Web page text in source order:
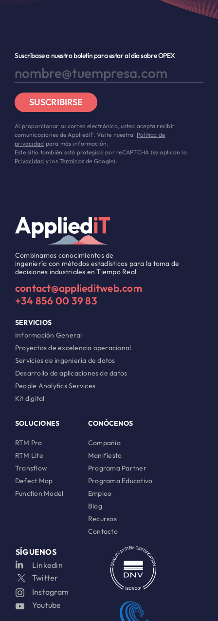
Suscríbase a nuestro boletín para estar al día sobre OPEX
SUSCRIBIRSE
Al proporcionar su correo electrónico, usted acepta recibir
comunicaciones de AppliediT. Visite nuestra Política de
privacidad para más información.
Este sitio también está protegido por reCAPTCHA (se aplican la
Privacidad y losTérminos de Google).
Combinamos conocimientos de
ingeniería con métodos estadísticos para la toma de
decisiones industriales en Tiempo Real
contact@applieditweb.com
+34 856 00 39 83
SERVICIOS
Información General
Proyectos de excelencia operacional
Servicios de ingeniería de datos
Desarrollo de aplicaciones de datos
People Analytics Services
Kit digital
SOLUCIONES
RTM Pro
RTM Lite
Transflow
Defect Map
Function Model
CONÓCENOS
Compañia
Manifiesto
Programa Partner
Programa Educativo
Empleo
Blog
Recursos
Contacto
SÍGUENOS
Linkedin
Twitter
Instagram
Youtube